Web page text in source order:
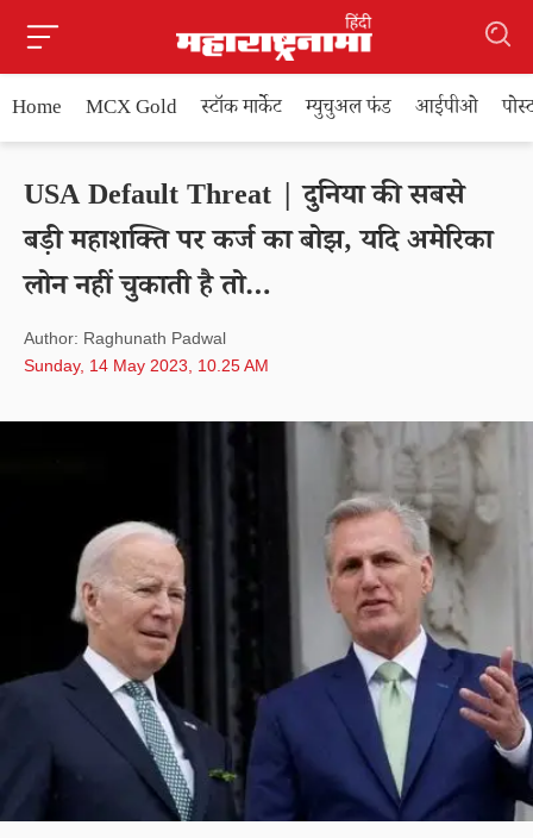
Home MCX Gold स्टॉक मार्केट म्युचुअल फंड आईपीओ
USA Default Threat | दुनिया की सबसे
बड़ी महाशक्ति पर कर्ज का बोझ, यदि अमेरिका
लोन नहीं चुकाती है तो…
Author: Raghunath Padwal
Sunday, 14 May 2023, 10.25 AM